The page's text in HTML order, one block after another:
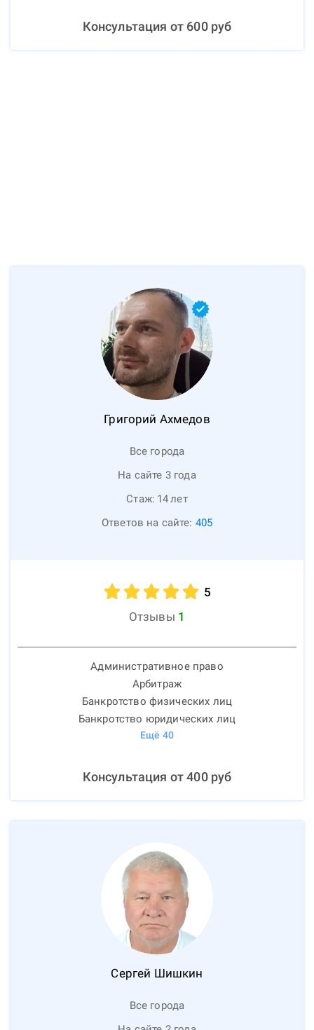
Консультация от 600руб
Григорий Ахмедов
Все города
На сайте 3 года
Стаж: 14лет
Ответов на сайте: 405
5
Отзывы 1
Административное право
Арбитраж
Банкротство физических лиц
Банкротство юридических лиц
Ещё 40
Консультация от400руб
Сергей Шишкин
Все города